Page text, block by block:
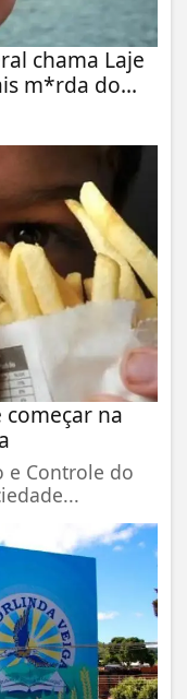
chama Laje
m*rda do...
na
e Controle do